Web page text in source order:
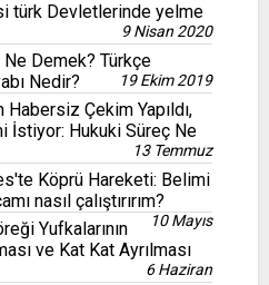
türk Devletlerinde yelme
9 Nisan 2020
Demek? Türkçe
Nedir?
19 Ekim 2019
Habersiz Çekim Yapıldı,
İstiyor: Hukuki Süreç Ne
13 Temmuz
Köprü Hareketi: Belimi
nasıl çalıştırırım?
10 Mayıs
Yufkalarının
ve Kat Kat Ayrılması
6 Haziran